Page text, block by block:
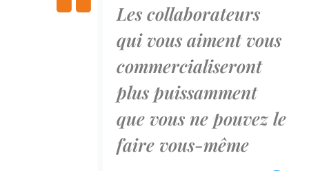
Les collaborateurs
qui vous aiment vous
commercialiseront
plus puissamment
que vous ne pouvez le
faire vous-même